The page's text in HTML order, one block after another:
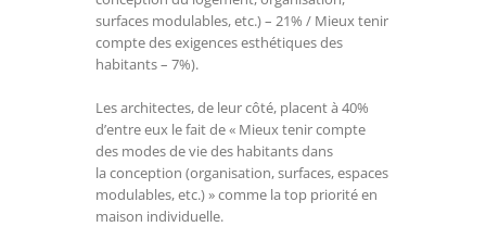
surfaces modulables, etc.) – 21% / Mieux tenir
compte des exigences esthétiques des
habitants – 7%).
Les architectes, de leur côté, placent à 40%
d’entre eux le fait de « Mieux tenir compte
des modes de vie des habitants dans
la conception (organisation, surfaces, espaces
modulables, etc.) » comme la top priorité en
maison individuelle.